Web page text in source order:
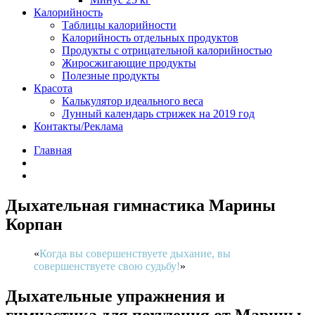
Калорийность
Таблицы калорийности
Калорийность отдельных продуктов
Продукты с отрицательной калорийностью
Жиросжигающие продукты
Полезные продукты
Красота
Калькулятор идеального веса
Лунный календарь стрижек на 2019 год
Контакты/Реклама
Главная
Дыхательная гимнастика Марины
Корпан
Когда вы совершенствуете дыхание, вы
совершенствуете свою судьбу!
Дыхательные упражнения и